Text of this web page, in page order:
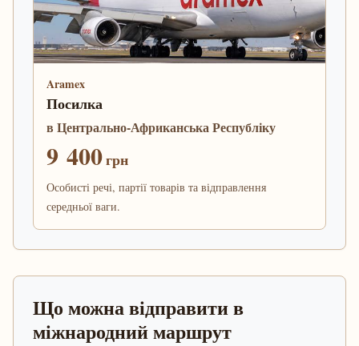
Aramex
Посилка
в Центрально-Африканська Республіку
9 400грн
Особисті речі, партії товарів та відправлення
середньої ваги.
Що можна відправити в
міжнародний маршрут